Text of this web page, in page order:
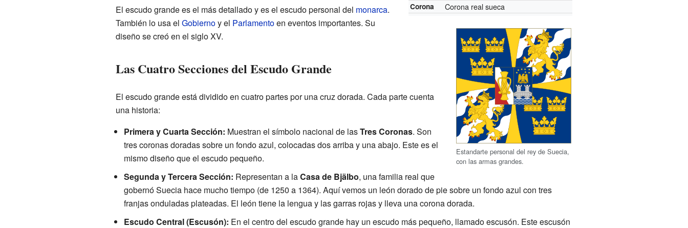
Corona Corona real sueca
Estandarte personal del rey de Suecia,
con las armas grandes.
El escudo grande es el más detallado y es el escudo personal del monarca.
También lo usa el Gobiernoy el Parlamentoen eventos importantes. Su
diseño se creó en el siglo XV.
Las Cuatro Secciones del Escudo Grande
El escudo grande está dividido en cuatro partes por una cruz dorada. Cada parte cuenta
una historia:
Primera y Cuarta Sección: Muestran el símbolo nacional de lasTres Coronas. Son
tres coronas doradas sobre un fondo azul, colocadas dos arriba y una abajo. Este es el
mismo diseño que el escudo pequeño.
Segunda y Tercera Sección: Representan a laCasa de Bjälbo, una familia real que
gobernó Suecia hace mucho tiempo (de 1250 a 1364). Aquí vemos un león dorado de pie sobre un fondo azul con tres
franjas onduladas plateadas. El león tiene la lengua y las garras rojas y lleva una corona dorada.
Escudo Central (Escusón): En el centro del escudo grande hay un escudo más pequeño, llamado escusón. Este escusón